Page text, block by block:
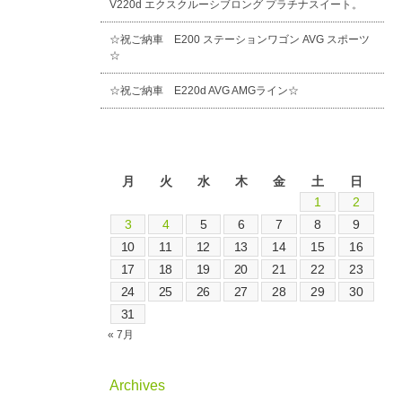
V220d エクスクルーシブロング プラチナスイート。
☆祝ご納車 E200 ステーションワゴン AVG スポーツ
☆
☆祝ご納車 E220d AVG AMGライン☆
月
火 水 木 金 土
日
1
2
3
4 5 6 7 8
9
10
11 12 13 14 15
16
17
18 19 20 21 22
23
24
25 26 27 28 29
30
31
« 7月
Archives